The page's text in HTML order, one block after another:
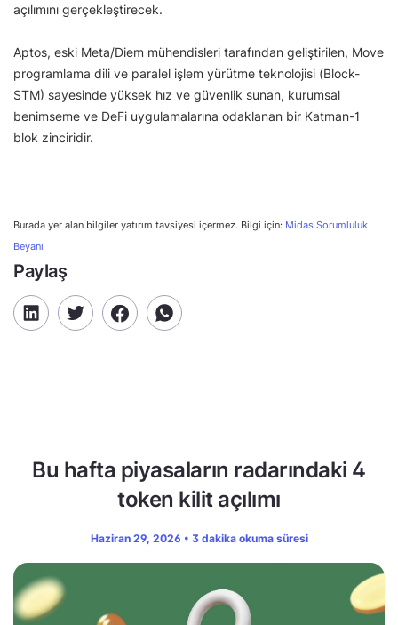
açılımını gerçekleştirecek.
Aptos, eski Meta/Diem mühendisleri tarafından geliştirilen, Move
programlama dili ve paralel işlem yürütme teknolojisi (Block-
STM) sayesinde yüksek hız ve güvenlik sunan, kurumsal
benimseme ve DeFi uygulamalarına odaklanan bir Katman-1
blok zinciridir.
Burada yer alan bilgiler yatırım tavsiyesi içermez. Bilgi için: Midas Sorumluluk
Beyanı
Paylaş
Bu hafta piyasaların radarındaki 4
token kilit açılımı
Haziran 29, 2026 • 3 dakika okuma süresi